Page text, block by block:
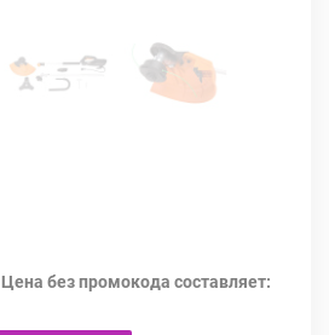
Цена без промокода составляет: